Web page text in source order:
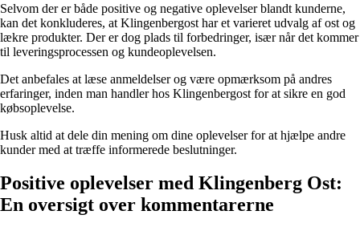
Selvom der er både positive og negative oplevelser blandt kunderne,
kan det konkluderes, at Klingenbergost har et varieret udvalg af ost og
lækre produkter. Der er dog plads til forbedringer, især når det kommer
til leveringsprocessen og kundeoplevelsen.
Det anbefales at læse anmeldelser og være opmærksom på andres
erfaringer, inden man handler hos Klingenbergost for at sikre en god
købsoplevelse.
Husk altid at dele din mening om dine oplevelser for at hjælpe andre
kunder med at træffe informerede beslutninger.
Positive oplevelser med Klingenberg Ost:
En oversigt over kommentarerne